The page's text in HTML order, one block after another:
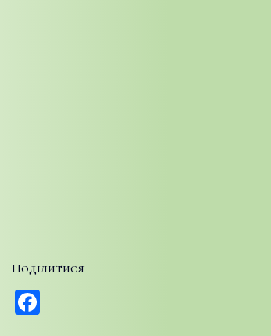
Поділитися